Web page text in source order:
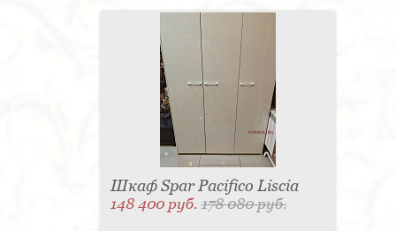
ресепшен - 1
Морозильная камера - 1
Выдвижная система - 1
Игрушка - 1 Игрушка - 1
Держатель для одежды - 1
Бутылочница - 1
Ширма - 1
Микроволновая печь - 1 Кондиционер - 1
Душевая кабина - 1
Буфет - 1
Игрушка - 1
Игрушка - 1
Игрушка - 1
Игрушка - 1
Подогреватель посуды - 1
Игрушка - 1
Шкаф Spar Pacifico Liscia
148 400 руб.178 080 руб.